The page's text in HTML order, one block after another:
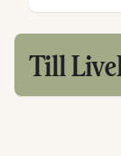
Till